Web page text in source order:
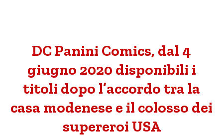
DC Panini Comics, dal 4
giugno 2020 disponibili i
titoli dopo l’accordo tra la
casa modenese e il colosso dei
supereroi USA